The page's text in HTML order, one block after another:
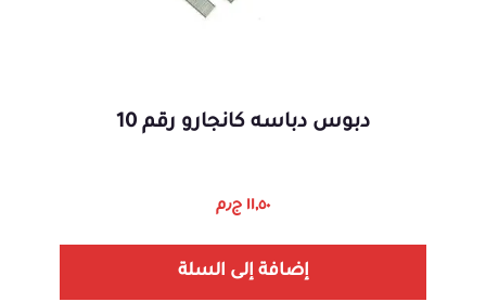
دبوس دباسه كانجارو رقم 10
١١,٥٠ ج٫م
إضافة إلى السلة